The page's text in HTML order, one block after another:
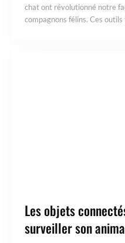
chat ont révolutionné notre
compagnons félins. Ces
Les objets
surveiller son